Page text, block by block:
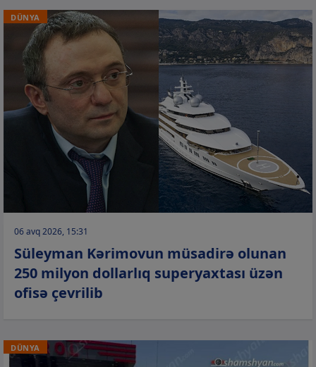
DÜNYA
06 avq 2026, 15:31
Süleyman Kərimovun müsadirə olunan
250 milyon dollarlıq superyaxtası üzən
ofisə çevrilib
DÜNYA